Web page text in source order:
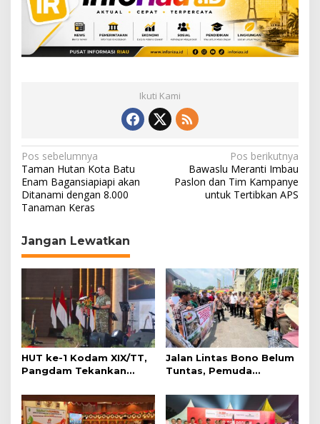
Ikuti Kami
N
a
v
g
a
i
p
o
s
Pos sebelumnya
Taman Hutan Kota Batu
Enam Bagansiapiapi akan
Ditanami dengan 8.000
Tanaman Keras
Pos berikutnya
Bawaslu Meranti Imbau
Paslon dan Tim Kampanye
untuk Tertibkan APS
Jangan Lewatkan
HUT ke-1 Kodam XIX/TT,
Pangdam Tekankan
Kepri
Jalan Lintas Bono Belum
Tuntas, Pemuda
Kantor Gubernur Riau